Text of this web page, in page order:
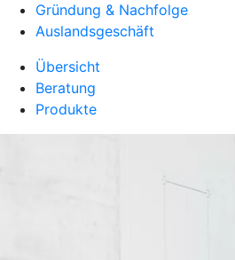
Gründung & Nachfolge
Auslandsgeschäft
Übersicht
Beratung
Produkte